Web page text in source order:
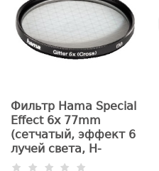
Фильтр Hama Special
Effect 6x 77mm
(сетчатый, эффект 6
лучей света, H-
87277)